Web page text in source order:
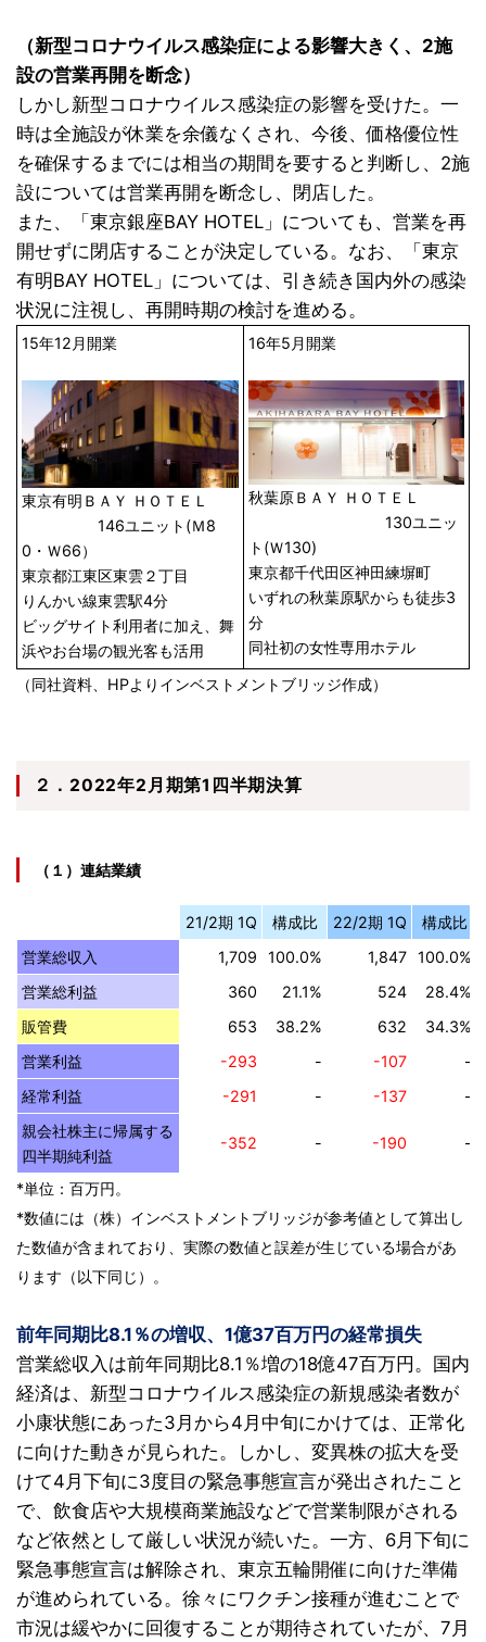
（新型コロナウイルス感染症による影響大きく、2施
設の営業再開を断念）
しかし新型コロナウイルス感染症の影響を受けた。一
時は全施設が休業を余儀なくされ、今後、価格優位性
を確保するまでには相当の期間を要すると判断し、2施
設については営業再開を断念し、閉店した。
また、「東京銀座BAY HOTEL」についても、営業を再
開せずに閉店することが決定している。なお、「東京
有明BAY HOTEL」については、引き続き国内外の感染
状況に注視し、再開時期の検討を進める。
15年12月開業
東京有明ＢＡＹ ＨＯＴＥＬ
146ユニット(Ｍ8
0・Ｗ66）
東京都江東区東雲２丁目
りんかい線東雲駅4分
ビッグサイト利用者に加え、舞
浜やお台場の観光客も活用
16年5月開業
秋葉原ＢＡＹ ＨＯＴＥＬ
130ユニッ
ト(Ｗ130)
東京都千代田区神田練塀町
いずれの秋葉原駅からも徒歩3
分
同社初の女性専用ホテル
（同社資料、HPよりインベストメントブリッジ作成）
２．2022年2月期第1四半期決算
（１）連結業績
21/2期 1Q 構成比 22/2期 1Q 構成比
営業総収入
1,709 100.0% 1,847
100.0%
営業総利益
360 21.1% 524
28.4%
販管費
653 38.2% 632
34.3%
営業利益
-293 - -107
-
経常利益
-291 - -137
-
親会社株主に帰属する
四半期純利益
-352 - -190 -
*単位：百万円。
*数値には（株）インベストメントブリッジが参考値として算出し
た数値が含まれており、実際の数値と誤差が生じている場合があ
ります（以下同じ）。
前年同期比8.1％の増収、1億37百万円の経常損失
営業総収入は前年同期比8.1％増の18億47百万円。国内
経済は、新型コロナウイルス感染症の新規感染者数が
小康状態にあった3月から4月中旬にかけては、正常化
に向けた動きが見られた。しかし、変異株の拡大を受
けて4月下旬に3度目の緊急事態宣言が発出されたこと
で、飲食店や大規模商業施設などで営業制限がされる
など依然として厳しい状況が続いた。一方、6月下旬に
緊急事態宣言は解除され、東京五輪開催に向けた準備
が進められている。徐々にワクチン接種が進むことで
市況は緩やかに回復することが期待されていたが、7月